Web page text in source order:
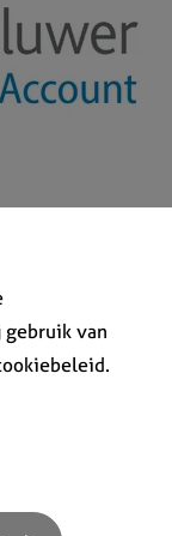
van